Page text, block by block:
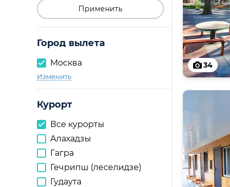
Применить
Город вылета
Москва
Изменить
Курорт
Все курорты
Алахадзы
Гагра
Гечрипш (леселидзе)
Гудаута
34